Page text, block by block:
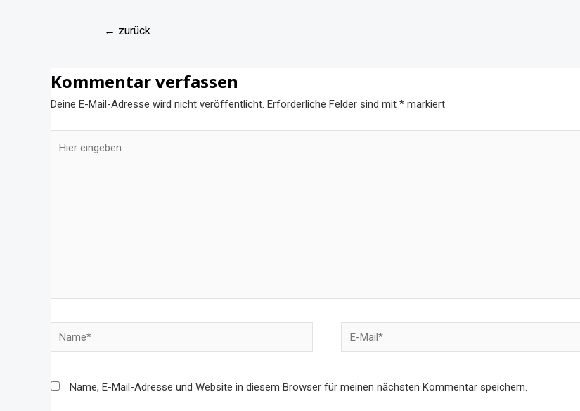
← zurück
Kommentar verfassen
Deine E-Mail-Adresse wird nicht veröffentlicht. Erforderliche Felder sind mit * markiert
Name, E-Mail-Adresse und Website in diesem Browser für meinen nächsten Kommentar speichern.